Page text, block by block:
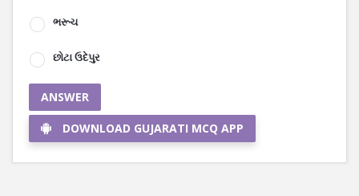
ભરૂચ
છોટા ઉદેપુર
ANSWER
DOWNLOAD GUJARATI MCQ APP